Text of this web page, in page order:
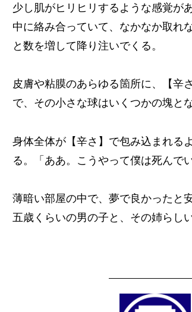
少し肌がヒリヒリするような感覚が
中に絡み合っていて、なかなか取れ
と数を増して降り注いでくる。
皮膚や粘膜のあらゆる箇所に、【辛
で、その小さな球はいくつかの塊と
身体全体が【辛さ】で包み込まれる
る。「ああ。こうやって僕は死んで
薄暗い部屋の中で、夢で良かったと
五歳くらいの男の子と、その姉らし